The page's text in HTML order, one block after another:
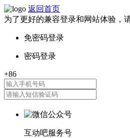
返回首页
为了更好的兼容登录和网站体验，
互动吧服务号